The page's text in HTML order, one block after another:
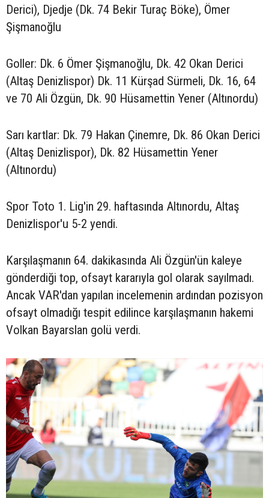
Derici), Djedje (Dk. 74 Bekir Turaç Böke), Ömer
Şişmanoğlu
Goller: Dk. 6 Ömer Şişmanoğlu, Dk. 42 Okan Derici
(Altaş Denizlispor) Dk. 11 Kürşad Sürmeli, Dk. 16, 64
ve 70 Ali Özgün, Dk. 90 Hüsamettin Yener (Altınordu)
Sarı kartlar: Dk. 79 Hakan Çinemre, Dk. 86 Okan Derici
(Altaş Denizlispor), Dk. 82 Hüsamettin Yener
(Altınordu)
Spor Toto 1. Lig'in 29. haftasında Altınordu, Altaş
Denizlispor'u 5-2 yendi.
Karşılaşmanın 64. dakikasında Ali Özgün'ün kaleye
gönderdiği top, ofsayt kararıyla gol olarak sayılmadı.
Ancak VAR'dan yapılan incelemenin ardından pozisyon
ofsayt olmadığı tespit edilince karşılaşmanın hakemi
Volkan Bayarslan golü verdi.